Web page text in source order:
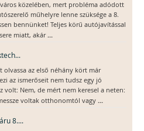
közelében, mert probléma adódott
műhelyre lenne szüksége a 8.
bennünket! Teljes körű autójavítással
miatt, akár...
olvassa az első néhány kört már
az ismerőseit nem tudsz egy jó
volt: Nem, de mért nem keresel a neten:
voltak otthonomtól vagy ...
8....